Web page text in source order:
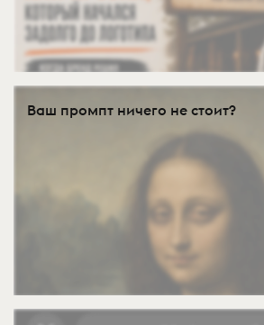
Ваш промпт ничего не стоит?